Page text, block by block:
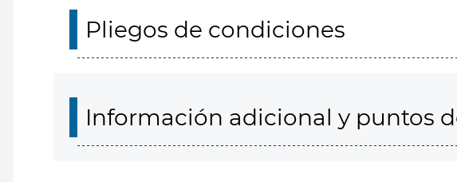
Pliegos de condiciones
Información adicional y puntos